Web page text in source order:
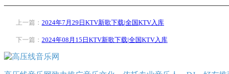
上一篇： 2024年7月29日KTV新歌下载|全国KTV入库
下一篇： 2024年08月15日KTV新歌下载|全国KTV入库